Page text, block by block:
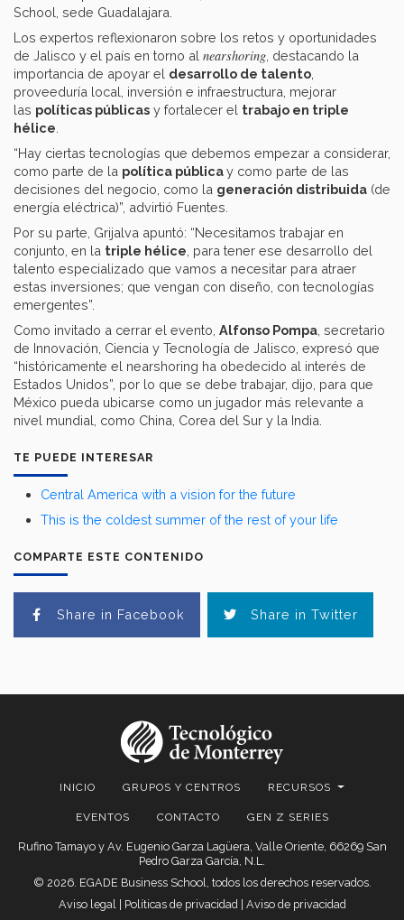
TE PUEDE INTERESAR
Central America with a vision for the future
This is the coldest summer of the rest of your life
COMPARTE ESTE CONTENIDO
Share in Facebook Share in Twitter
School, sede Guadalajara.
Los expertos reflexionaron sobre los retos y oportunidades
de Jalisco y el país en torno al nearshoring , destacando la
importancia de apoyar el desarrollo de talento
proveeduría local, inversión e infraestructura, mejorar
las políticas públicas y fortalecer el trabajo en triple
hélice
“Hay ciertas tecnologías que debemos empezar a considerar,
como parte de la política públicay como parte de las
decisiones del negocio, como la generación distribuida (de
energía eléctrica)”, advirtió Fuentes.
Por su parte, Grijalva apuntó: “Necesitamos trabajar en
conjunto, en la triple hélice , para tener ese desarrollo del
talento especializado que vamos a necesitar para atraer
estas inversiones; que vengan con diseño, con tecnologías
emergentes”.
Como invitado a cerrar el evento, Alfonso Pompa , secretario
de Innovación, Ciencia y Tecnología de Jalisco, expresó que
“históricamente el nearshoring ha obedecido al interés de
Estados Unidos”, por lo que se debe trabajar, dijo, para que
México pueda ubicarse como un jugador más relevante a
nivel mundial, como China, Corea del Sur y la India.
INICIO GRUPOS Y CENTROS RECURSOS
EVENTOS CONTACTO GEN Z SERIES
Rufino Tamayo y Av. Eugenio Garza Lagüera, Valle Oriente, 66269 San
Pedro Garza García, N.L.
© 2026. EGADE Business School, todos los derechos reservados.
Aviso legal| Políticas de privacidad| Aviso de privacidad